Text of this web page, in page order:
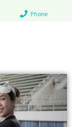
Phone